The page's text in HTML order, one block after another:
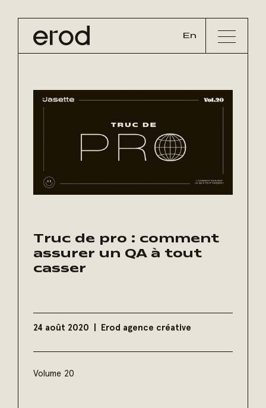
En
Truc de pro : comment
assurer un QA à tout
casser
24 août 2020 Erod agence créative
Volume 20